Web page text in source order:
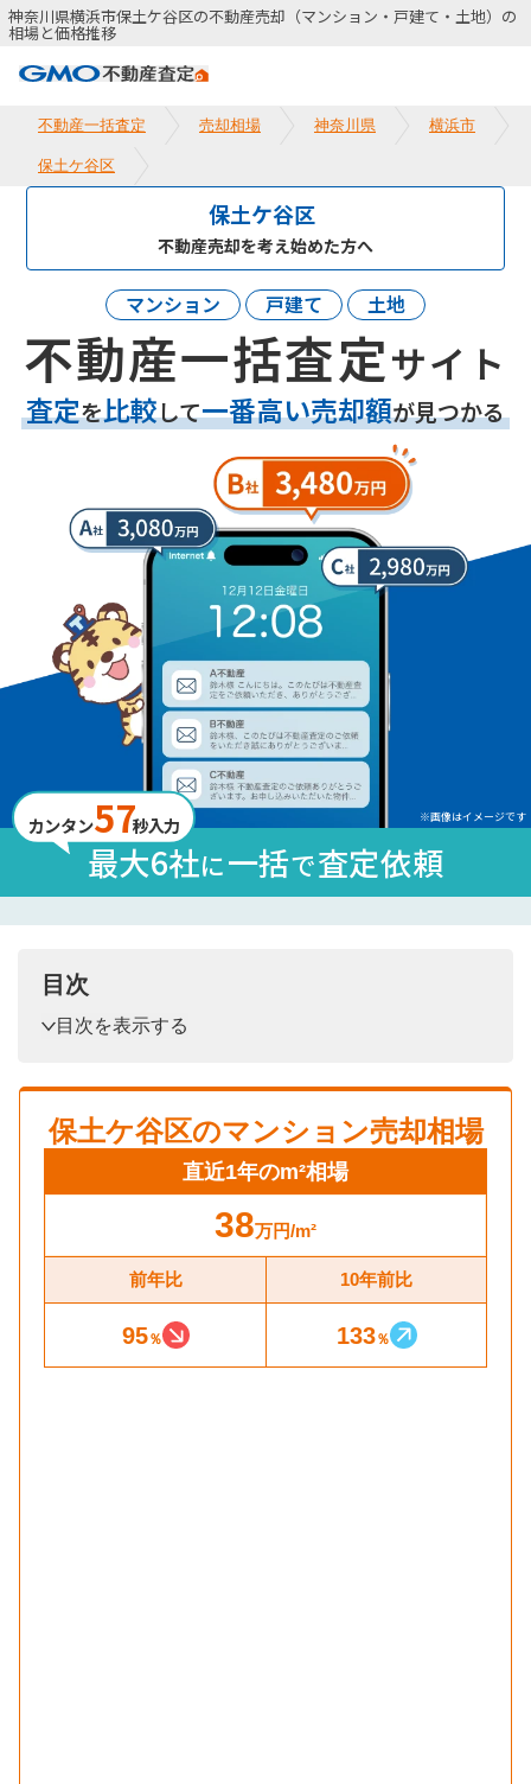
神奈川県横浜市保土ケ谷区の不動産売却（マンション・戸建て・土地）の
相場と価格推移
不動産一括査定 売却相場 神奈川県 横浜市
保土ケ谷区
保土ケ谷区
不動産売却を考え始めた方へ
マンション 戸建て 土地
不動産一括査定サイト
査定を比較して一番高い売却額が見つかる
※画像はイメージです
カンタン57秒入力
最大6社に一括で査定依頼
目次
目次を表示する
保土ケ谷区のマンション売却相場
直近1年のm²相場
38万円/m²
前年比 10年前比
95％ 133％